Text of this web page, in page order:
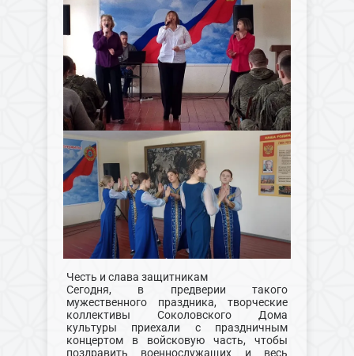
Честь и слава защитникам
Сегодня, в предверии такого
мужественного праздника, творческие
коллективы Соколовского Дома
культуры приехали с праздничным
концертом в войсковую часть, чтобы
поздравить военнослужащих и весь